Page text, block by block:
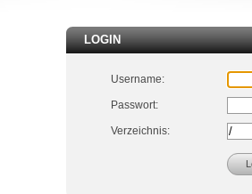
LOGIN
Username:
Passwort:
Verzeichnis: